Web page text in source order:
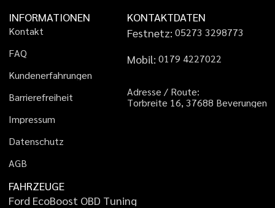
INFORMATIONEN
Kontakt
FAQ
Kundenerfahrungen
Barrierefreiheit
Impressum
Datenschutz
AGB
KONTAKTDATEN
Festnetz: 05273 3298773
Mobil: 01 79 4227022
Adresse / Route:
Torbreite 16, 37688 Beverungen
FAHRZEUGE
Ford EcoBoost OBD Tuning